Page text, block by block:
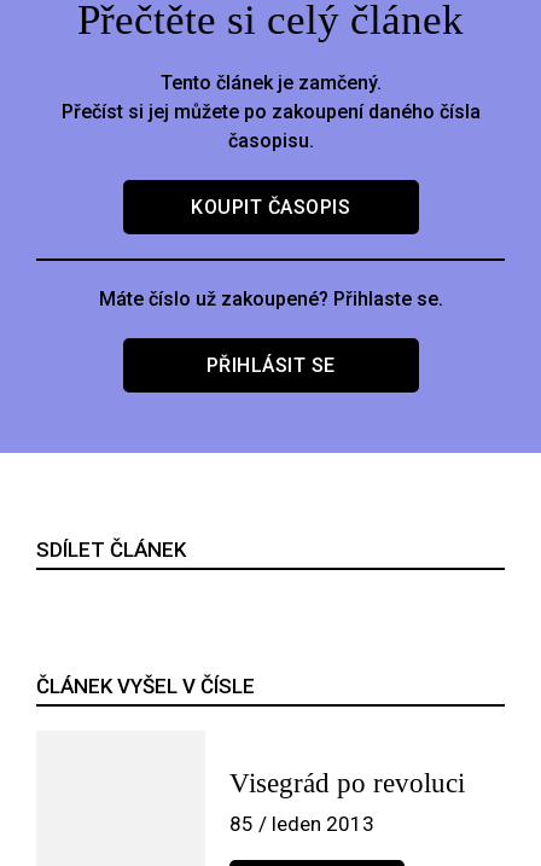
Přečtěte si celý článek
Tento článek je zamčený.
Přečíst si jej můžete po zakoupení daného čísla
časopisu.
KOUPIT ČASOPIS
Máte číslo už zakoupené? Přihlaste se.
PŘIHLÁSIT SE
SDÍLET ČLÁNEK
ČLÁNEK VYŠEL V ČÍSLE
Visegrád po revoluci
85 / leden 2013